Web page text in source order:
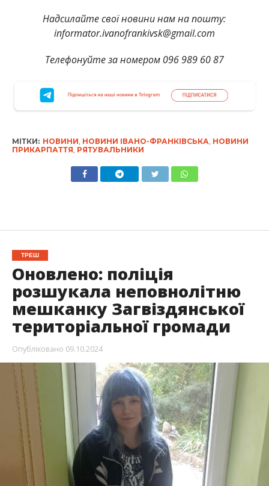
Надсилайте свої новини нам на пошту:
informator.ivanofrankivsk@gmail.com
Телефонуйте за номером 096 989 60 87
МІТКИ: НОВИНИ НОВИНИ ІВАНО-ФРАНКІВСЬКА НОВИНИ
ПРИКАРПАТТЯ РЯТУВАЛЬНИКИ
ТРЕШ
Оновлено: поліція
розшукала неповнолітню
мешканку Загвіздянської
територіальної громади
Опубліковано 09.10.2024